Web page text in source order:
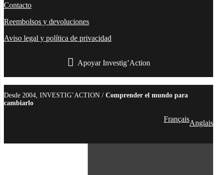
Contacto
Reembolsos y devoluciones
Aviso legal y política de privacidad
Apoyar Investig’Action
Desde 2004, INVESTIG’ACTION / Comprender el mundo para
cambiarlo
FrançaisAnglais